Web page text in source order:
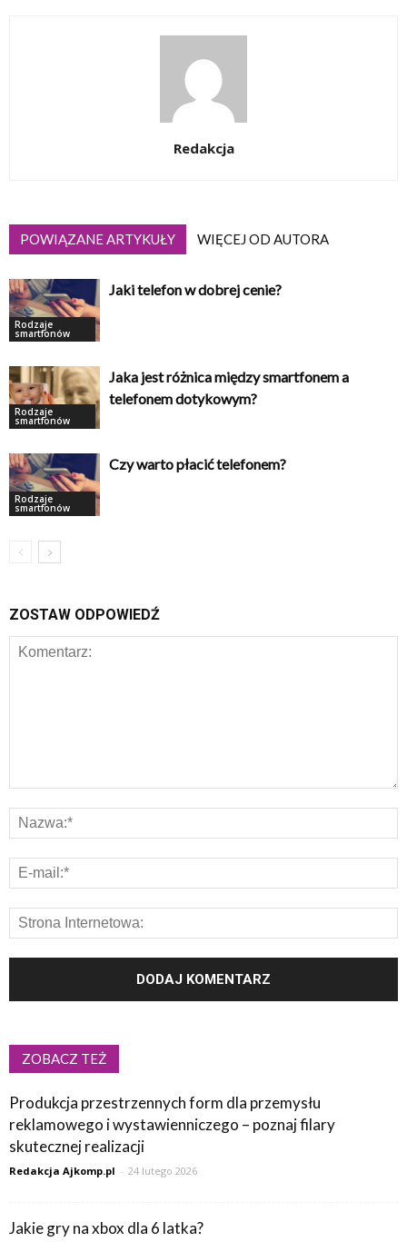
Redakcja
POWIĄZANE ARTYKUŁY WIĘCEJ OD AUTORA
Rodzaje
smartfonów
Jaki telefon w dobrej cenie?
Rodzaje
smartfonów
Jaka jest różnica między smartfonem a
telefonem dotykowym?
Rodzaje
smartfonów
Czy warto płacić telefonem?
ZOSTAW ODPOWIEDŹ
ZOBACZ TEŻ
Produkcja przestrzennych form dla przemysłu
reklamowego i wystawienniczego – poznaj filary
skutecznej realizacji
Redakcja Ajkomp.pl - 24 lutego 2026
Jakie gry na xbox dla 6 latka?